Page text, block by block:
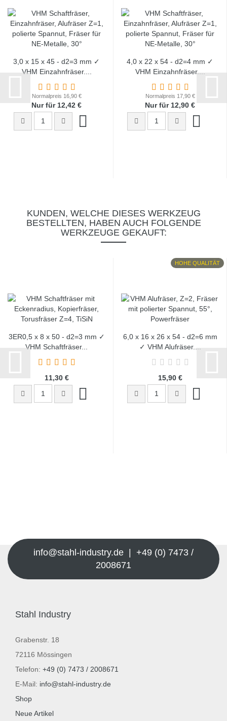
3,0 x 15 x 45 - d2=3 mm ✓
VHM Einzahnfräser,...
Normalpreis 16,90 €
Nur für 12,42 €
4,0 x 22 x 54 - d2=4 mm ✓
VHM Einzahnfräser,...
Normalpreis 17,90 €
Nur für 12,90 €
KUNDEN, WELCHE DIESES WERKZEUG
BESTELLTEN, HABEN AUCH FOLGENDE
WERKZEUGE GEKAUFT:
3ER0,5 x 8 x 50 - d2=3 mm ✓
VHM Schaftfräser...
11,30 €
HOHE QUALITÄT
6,0 x 16 x 26 x 54 - d2=6 mm
✓ VHM Alufräser,...
15,90 €
info@stahl-industry.de | +49 (0) 7473 /
2008671
Stahl Industry
Grabenstr. 18
72116 Mössingen
Telefon: +49 (0) 7473 / 2008671
E-Mail: info@stahl-industry.de
Shop
Neue Artikel